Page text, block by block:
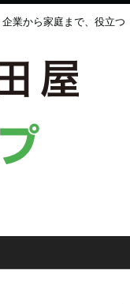
業から家庭まで、役立つ